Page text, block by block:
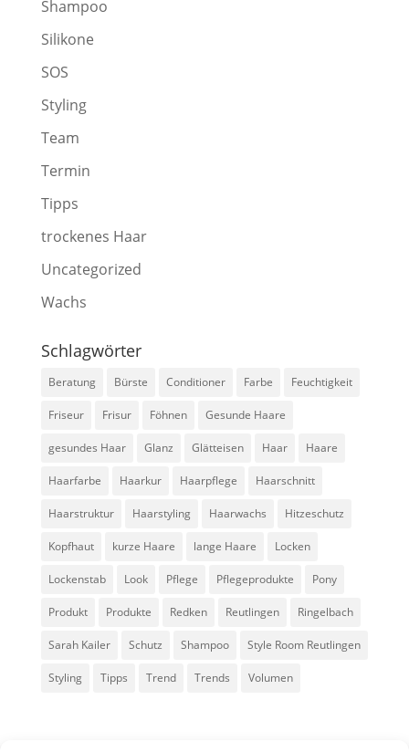
Shampoo
Silikone
SOS
Styling
Team
Termin
Tipps
trockenes Haar
Uncategorized
Wachs
Schlagwörter
Beratung Bürste Conditioner Farbe Feuchtigkeit
Friseur Frisur Föhnen Gesunde Haare
gesundes Haar Glanz Glätteisen Haar Haare
Haarfarbe Haarkur Haarpflege Haarschnitt
Haarstruktur Haarstyling Haarwachs Hitzeschutz
Kopfhaut kurze Haare lange Haare Locken
Lockenstab Look Pflege Pflegeprodukte Pony
Produkt Produkte Redken Reutlingen Ringelbach
Sarah Kailer Schutz Shampoo Style Room Reutlingen
Styling Tipps Trend Trends Volumen